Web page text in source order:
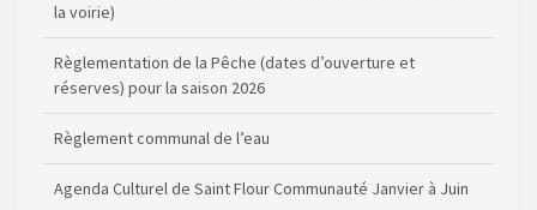
la voirie)
Règlementation de la Pêche (dates d’ouverture et
réserves) pour la saison 2026
Règlement communal de l’eau
Agenda Culturel de Saint Flour Communauté Janvier à Juin